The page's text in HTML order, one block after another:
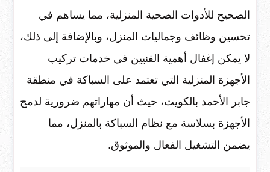
الصحيح للأدوات الصحية المنزلية، مما يساهم في
تحسين وظائف وجماليات المنزل، وبالإضافة إلى ذلك،
لا يمكن إغفال أهمية الفنيين في خدمات تركيب
الأجهزة المنزلية التي تعتمد على السباكة في منطقة
جابر الأحمد بالكويت، حيث أن مهاراتهم ضرورية لدمج
الأجهزة بسلاسة مع نظام السباكة بالمنزل، مما
يضمن التشغيل الفعال والموثوق.